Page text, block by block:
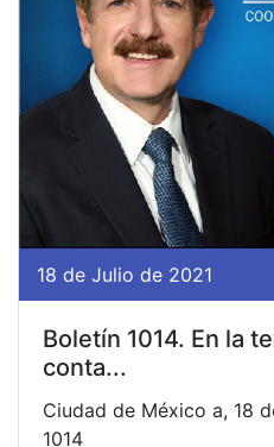
18 de Julio de 2021
Boletín 1014. En la
conta...
Ciudad de México a, 18
1014